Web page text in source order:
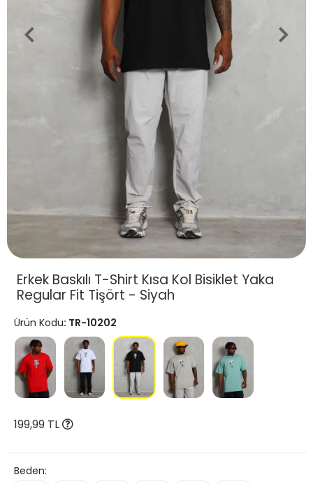
Erkek Baskılı T-Shirt Kısa Kol Bisiklet Yaka
Regular Fit Tişört - Siyah
Ürün Kodu: TR-10202
199,99 TL
Beden: